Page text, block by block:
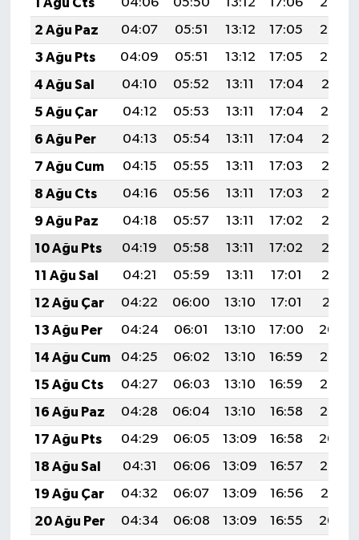
2 Ağu Paz
04:07 05:51 13:12 17:05
20:23
3 Ağu Pts
04:09 05:51 13:12 17:05
20:22
4 Ağu Sal
04:10 05:52 13:11 17:04
20:21
5 Ağu Çar
04:12 05:53 13:11 17:04
20:19
6 Ağu Per
04:13 05:54 13:11 17:04
20:18
7 Ağu Cum
04:15 05:55 13:11 17:03
20:17
8 Ağu Cts
04:16 05:56 13:11 17:03
20:16
9 Ağu Paz
04:18 05:57 13:11 17:02
20:15
10 Ağu Pts
04:19 05:58 13:11 17:02
20:13
11 Ağu Sal
04:21 05:59 13:11 17:01
20:12
12 Ağu Çar
04:22 06:00 13:10 17:01
20:11
13 Ağu Per
04:24 06:01 13:10 17:00
20:09
14 Ağu Cum
04:25 06:02 13:10 16:59
20:08
15 Ağu Cts
04:27 06:03 13:10 16:59
20:07
16 Ağu Paz
04:28 06:04 13:10 16:58
20:05
17 Ağu Pts
04:29 06:05 13:09 16:58
20:04
18 Ağu Sal
04:31 06:06 13:09 16:57
20:02
19 Ağu Çar
04:32 06:07 13:09 16:56
20:01
20 Ağu Per
04:34 06:08 13:09 16:55
20:00